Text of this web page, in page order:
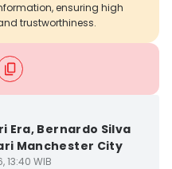
ensuring high
trustworthiness.
Era, Bernardo Silva
Manchester City
13:40 WIB